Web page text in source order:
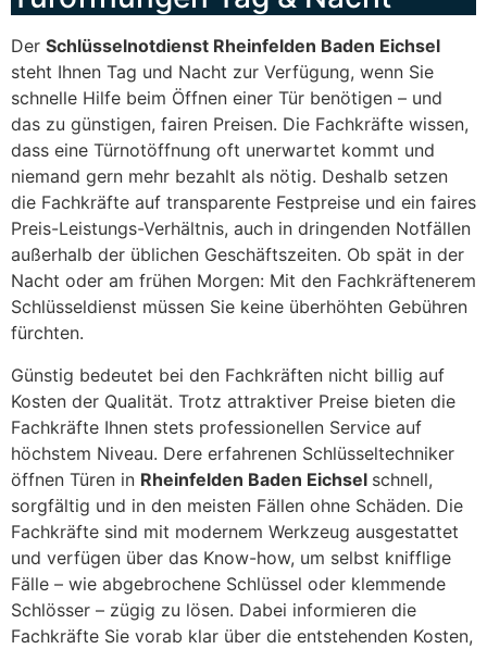
Der Schlüsselnotdienst Rheinfelden Baden Eichsel
steht Ihnen Tag und Nacht zur Verfügung, wenn Sie
schnelle Hilfe beim Öffnen einer Tür benötigen – und
das zu günstigen, fairen Preisen. Die Fachkräfte wissen,
dass eine Türnotöffnung oft unerwartet kommt und
niemand gern mehr bezahlt als nötig. Deshalb setzen
die Fachkräfte auf transparente Festpreise und ein faires
Preis-Leistungs-Verhältnis, auch in dringenden Notfällen
außerhalb der üblichen Geschäftszeiten. Ob spät in der
Nacht oder am frühen Morgen: Mit den Fachkräftenerem
Schlüsseldienst müssen Sie keine überhöhten Gebühren
fürchten.
Günstig bedeutet bei den Fachkräften nicht billig auf
Kosten der Qualität. Trotz attraktiver Preise bieten die
Fachkräfte Ihnen stets professionellen Service auf
höchstem Niveau. Dere erfahrenen Schlüsseltechniker
öffnen Türen in Rheinfelden Baden Eichsel schnell,
sorgfältig und in den meisten Fällen ohne Schäden. Die
Fachkräfte sind mit modernem Werkzeug ausgestattet
und verfügen über das Know-how, um selbst knifflige
Fälle – wie abgebrochene Schlüssel oder klemmende
Schlösser – zügig zu lösen. Dabei informieren die
Fachkräfte Sie vorab klar über die entstehenden Kosten,